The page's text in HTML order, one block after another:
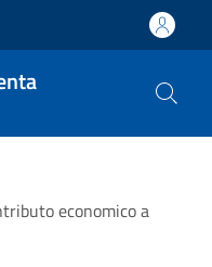
economico a